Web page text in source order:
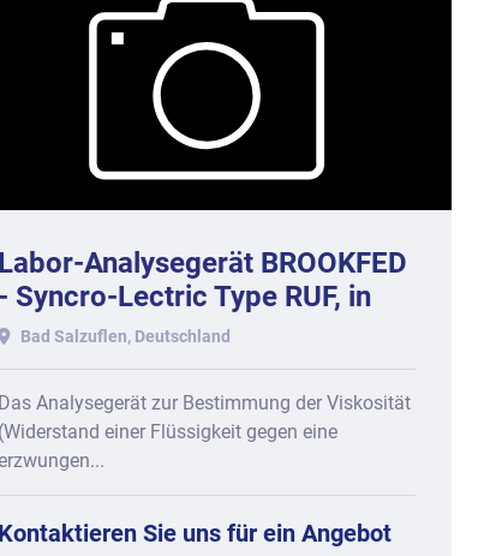
Labor-Analysegerät BROOKFED
- Syncro-Lectric Type RUF, in
Bad Salzuflen, Deutschland
Das Analysegerät zur Bestimmung der Viskosität
(Widerstand einer Flüssigkeit gegen eine
Kontaktieren Sie uns für ein Angebot